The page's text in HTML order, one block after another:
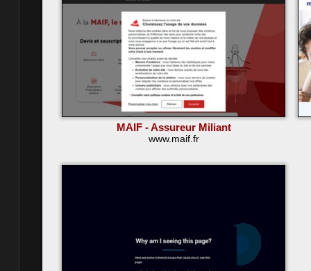
MAIF - Assureur Miliant
www.maif.fr